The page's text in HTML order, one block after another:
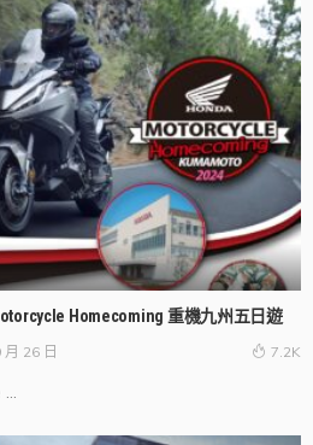
Homecoming 重機九州五日遊
26 日 7.2K